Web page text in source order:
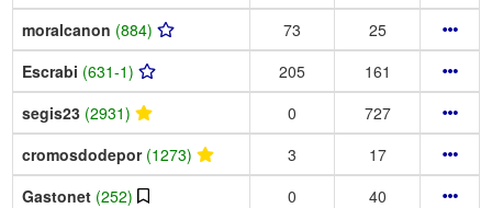
moralcanon (884) 73
25
Escrabi (631-1) 205
161
segis23 (2931) 0
727
cromosdodepor (1273) 3
17
Gastonet (252) 0
40